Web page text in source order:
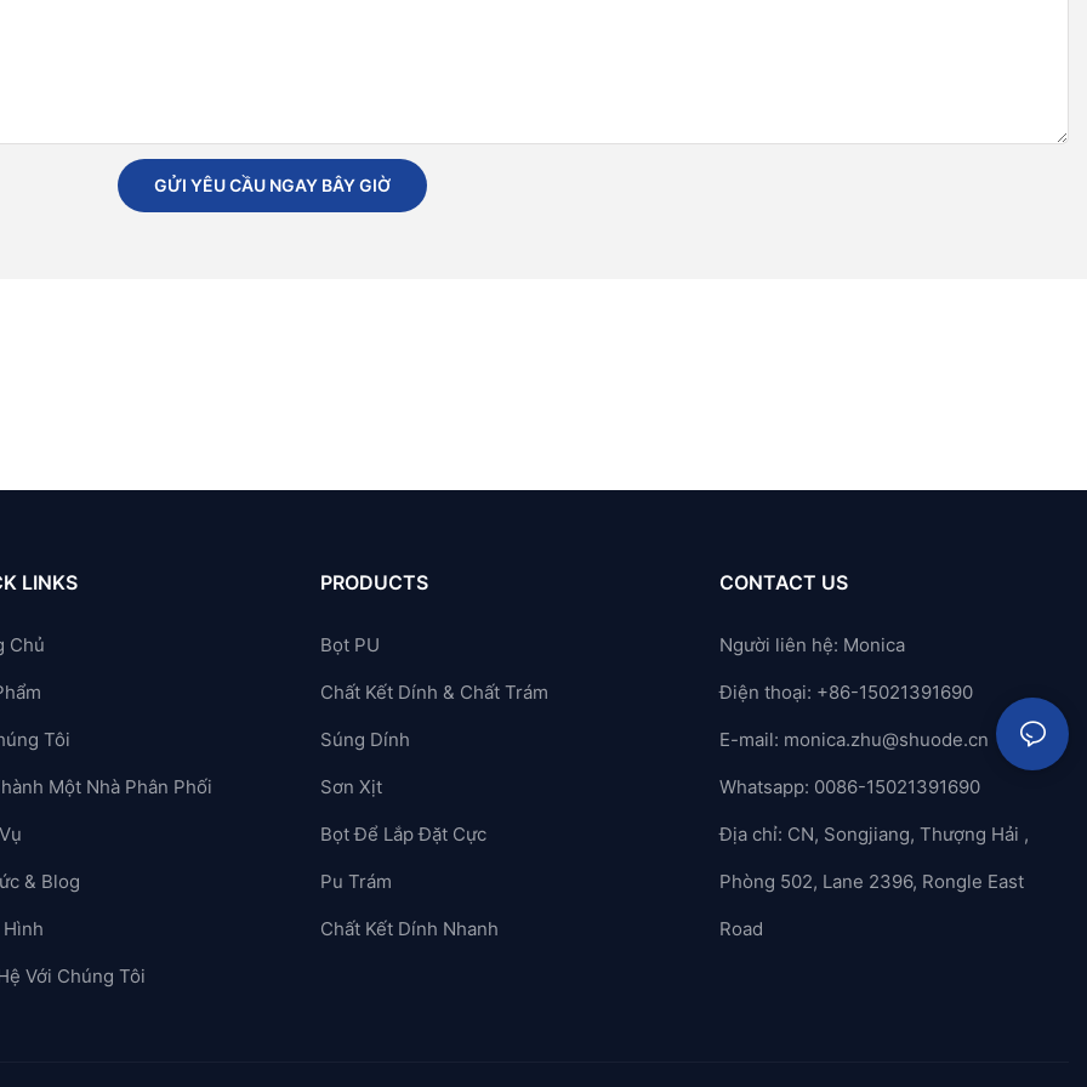
GỬI YÊU CẦU NGAY BÂY GIỜ
LINKS
Chủ
Tôi
Một Nhà Phân Phối
& Blog
Hình
Với Chúng Tôi
PRODUCTS
Bọt PU
Chất Kết Dính & Chất Trám
Súng Dính
Sơn Xịt
Bọt Để Lắp Đặt Cực
Pu Trám
Chất Kết Dính Nhanh
CONTACT US
Người liên hệ: Monica
Điện thoại: +86-15021391690
E-mail: monica.zhu@shuode.cn
Whatsapp: 0086-15021391690
Địa chỉ: CN, Songjiang, Thượng Hải ,
Phòng 502, Lane 2396, Rongle East
Road